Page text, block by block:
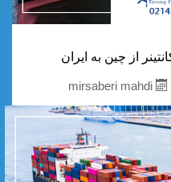
از چین به ایران